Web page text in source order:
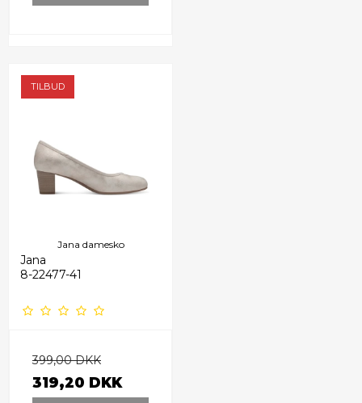
TILBUD
Jana damesko
Jana
8-22477-41
399,00 DKK
319,20 DKK